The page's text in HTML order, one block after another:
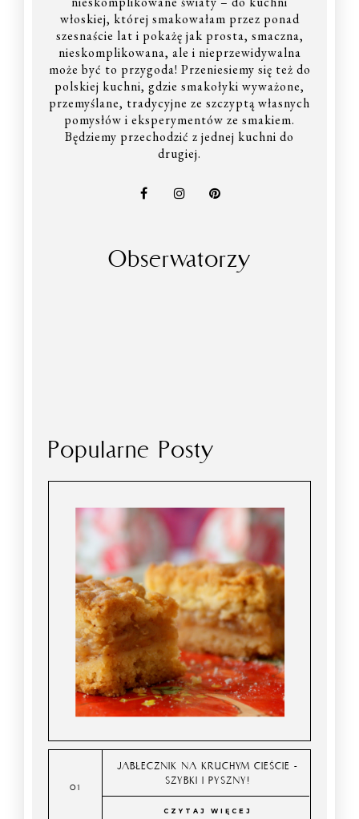
włoskiej, której smakowałam przez ponad
szesnaście lat i pokażę jak prosta, smaczna,
nieskomplikowana, ale i nieprzewidywalna
może być to przygoda! Przeniesiemy się też do
polskiej kuchni, gdzie smakołyki wyważone,
przemyślane, tradycyjne ze szczyptą własnych
pomysłów i eksperymentów ze smakiem.
Będziemy przechodzić z jednej kuchni do
drugiej.
Obserwatorzy
Popularne Posty
JABŁECZNIK NA KRUCHYM CIEŚCIE -
SZYBKI I PYSZNY!
CZYTAJ WIĘCEJ